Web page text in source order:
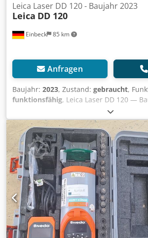
Einbeck 85 km
Leica Laser DD 120 - Baujahr 2023
Leica DD 120
Anfragen
Baujahr: 2023, Zustand: gebraucht,
funktionsfähig, Leica Laser DD 120 —
Gebraucht aus dem professionellen
König Baumaschinen GmbH, Einbeck.
- Zustand: Gebraucht aus Vermietung,
gewartet - Funktion: Voll funktionsfähig
folgen — bei Interesse kontaktieren Sie
aktuelle Fotos Dodpfxey A Hc Dj Afxjkr -
37574 Einbeck nach Vereinbarung
zzgl. MwSt. | EXW Einbeck | Lieferung